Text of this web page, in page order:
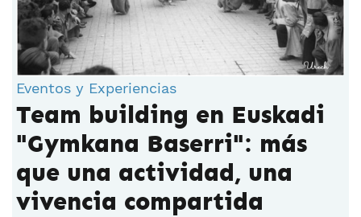
Eventos y Experiencias
Team building en Euskadi
"Gymkana Baserri": más
que una actividad, una
vivencia compartida